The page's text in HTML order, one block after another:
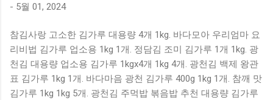
를 사더라도 종류도 많고, 가격도 다양해서 결정이 많이 어려우
많을 수 밖에 없습니다. 다양한 상품들을 상세스펙 과 가격 을
꼼꼼히 비교해서 구매하실 수 있도록 순위 추천 해드릴게요. 특
가상품 보러가기 추천상품 Best 유니콘 멀티페어링 스마트폰
태블릿 거치형 저소음 블루투스 키보드, BK-500SB, 일반형, 블
랙 유니콘 멀티페어링 스마트폰 태...
- 5월 01, 2024
참김사랑 고소한 김가루 대용량 4개 1kg. 바다모아 우리엄마 요
리비법 김가루 업소용 1kg 1개. 정담김 조미 김가루 1개 1kg. 광
천김 대용량 업소용 김가루 1kgx4개 1kg 4개. 광천김 백제 왕관
표 김가루 1kg 1개. 바다마음 광천 김가루 400g 1kg 1개. 참깨 맛
김가루 1kg 1kg 5개. 광천김 주먹밥 볶음밥 추천 대용량 김가루